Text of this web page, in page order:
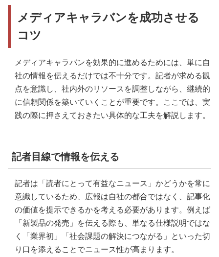
メディアキャラバンを成功させる
コツ
メディアキャラバンを効果的に進めるためには、単に自
社の情報を伝えるだけでは不十分です。記者が求める観
点を意識し、社内外のリソースを調整しながら、継続的
に信頼関係を築いていくことが重要です。ここでは、実
践の際に押さえておきたい具体的な工夫を解説します。
記者目線で情報を伝える
記者は「読者にとって有益なニュース」かどうかを常に
意識しているため、広報は自社の都合ではなく、記事化
の価値を提示できるかを考える必要があります。例えば
「新製品の発売」を伝える際も、単なる仕様説明ではな
く「業界初」「社会課題の解決につながる」といった切
り口を添えることでニュース性が高まります。